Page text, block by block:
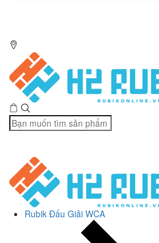
Rubik Đấu Giải WCA